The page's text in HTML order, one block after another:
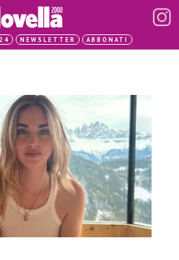
NEWSLETTER ABBONATI